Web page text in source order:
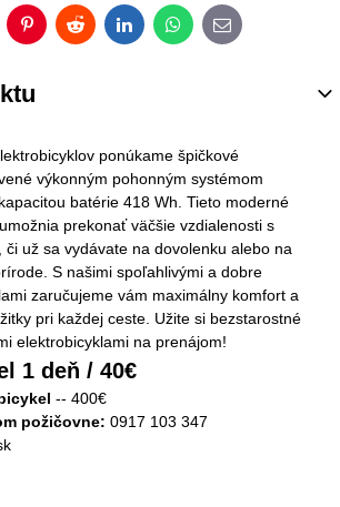
PinterestRedditLinkedInWhatsApp
E-mail
ponúkame špičkové
výkonným pohonným systémom
batérie 418 Wh. Tieto moderné
prekonať väčšie vzdialenosti s
už sa vydávate na dovolenku alebo na
S našimi spoľahlivými a dobre
zaručujeme vám maximálny komfort a
pri každej ceste. Užite si bezstarostné
elektrobicyklami na prenájom!
1 deň / 40€
-- 400€
požičovne: 0917 103 347